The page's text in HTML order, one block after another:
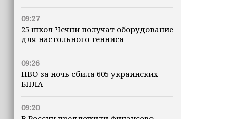
09:27
25 школ Чечни получат оборудование
для настольного тенниса
09:26
ПВО за ночь сбила 605 украинских
БПЛА
09:20